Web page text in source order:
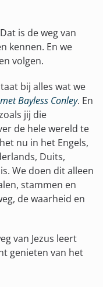
is de weg van
kennen. En we
volgen.
bij alles wat we
Bayless Conley. En
jij die
de hele wereld te
nu in het Engels,
Duits,
We doen dit alleen
stammen en
de waarheid en
van Jezus leert
genieten van het